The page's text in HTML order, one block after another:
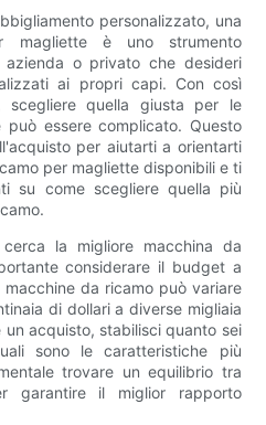
personalizzato, una
magliette è uno strumento
azienda o privato che desideri
ai propri capi. Con così
scegliere quella giusta per le
essere complicato. Questo
per aiutarti a orientarti
per magliette disponibili e ti
su come scegliere quella più
la migliore macchina da
considerare il budget a
da ricamo può variare
di dollari a diverse migliaia
acquisto, stabilisci quanto sei
sono le caratteristiche più
trovare un equilibrio tra
garantire il miglior rapporto